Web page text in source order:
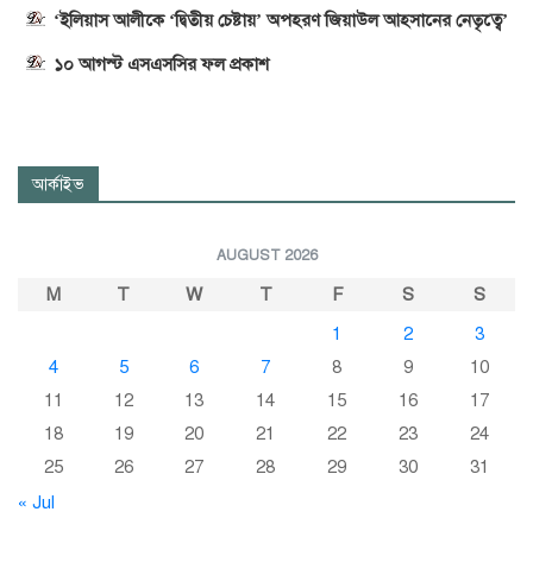
‘ইলিয়াস আলীকে ‘দ্বিতীয় চেষ্টায়’ অপহরণ জিয়াউল আহসানের নেতৃত্বে’
১০ আগস্ট এসএসসির ফল প্রকাশ
আর্কাইভ
AUGUST 2026
M T W T F S
S
1
2
3
4
5 6 7 8 9
10
11
12 13 14 15 16
17
18
19 20 21 22 23
24
25
26 27 28 29 30
31
« Jul